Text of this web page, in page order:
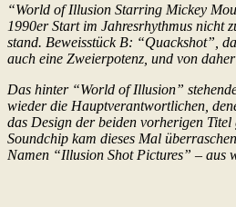
“World of Illusion Starring Mickey
1990er Start im Jahresrhythmus nicht
stand. Beweisstück B: “Quackshot”,
auch eine Zweierpotenz, und von
Das hinter “World of Illusion”
wieder die Hauptverantwortlichen,
das Design der beiden vorherigen
Soundchip kam dieses Mal
Namen “Illusion Shot Pictures” –